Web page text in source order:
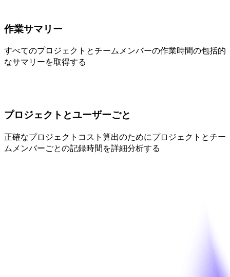
作業サマリー
すべてのプロジェクトとチームメンバーの作業時間の包括的
なサマリーを取得する
プロジェクトとユーザーごと
正確なプロジェクトコスト算出のためにプロジェクトとチー
ムメンバーごとの記録時間を詳細分析する